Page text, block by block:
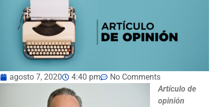
agosto 7, 2020 4:40 pm
No Comments
Artículo de
opinión